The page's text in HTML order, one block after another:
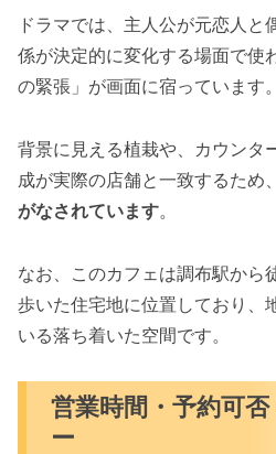
ドラマでは、主人公が元恋人と
係が決定的に変化する場面で使
の緊張」が画面に宿っています。
背景に見える植栽や、カウンタ
成が実際の店舗と一致するため、
がなされています。
なお、このカフェは調布駅から
歩いた住宅地に位置しており、
いる落ち着いた空間です。
営業時間・予約可
ー